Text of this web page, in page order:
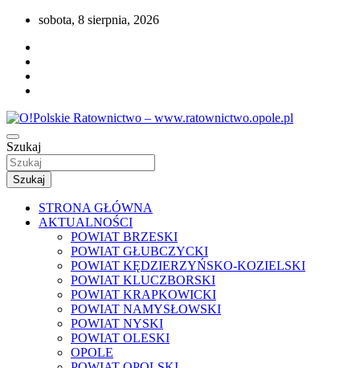
Przejdź
treści
sobota, 8 sierpnia, 2026
O!Polskie Ratownictwo –
www.ratownictwo.opole.pl
Portal opolskiego i polskiego ratownictwa.
Szukaj
Szukaj
STRONA GŁÓWNA
AKTUALNOŚCI
POWIAT BRZESKI
POWIAT GŁUBCZYCKI
POWIAT KĘDZIERZYŃSKO-KOZIELSKI
POWIAT KLUCZBORSKI
POWIAT KRAPKOWICKI
POWIAT NAMYSŁOWSKI
POWIAT NYSKI
POWIAT OLESKI
OPOLE